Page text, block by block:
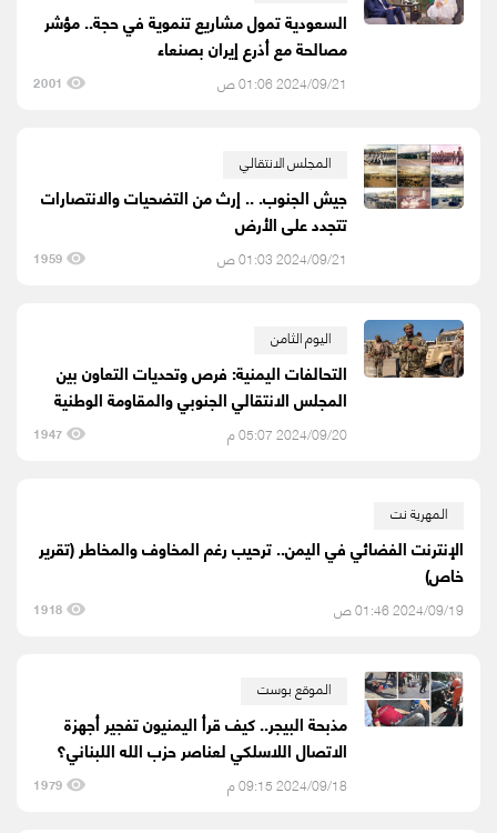
السعودية تمول مشاريع تنموية في حجة.. مؤشر
مصالحة مع أذرع إيران بصنعاء
2024/09/21 01:06 ص 2001
المجلس الانتقالي
جيش الجنوب. .. إرث من التضحيات والانتصارات
تتجدد على الأرض
2024/09/21 01:03 ص 1959
اليوم الثامن
التحالفات اليمنية: فرص وتحديات التعاون بين
المجلس الانتقالي الجنوبي والمقاومة الوطنية
2024/09/20 05:07 م 1947
المهرية نت
الإنترنت الفضائي في اليمن.. ترحيب رغم المخاوف والمخاطر (تقرير
خاص)
2024/09/19 01:46 ص 1918
الموقع بوست
مذبحة البيجر.. كيف قرأ اليمنيون تفجير أجهزة
الاتصال اللاسلكي لعناصر حزب الله اللبناني؟
2024/09/18 09:15 م 1979